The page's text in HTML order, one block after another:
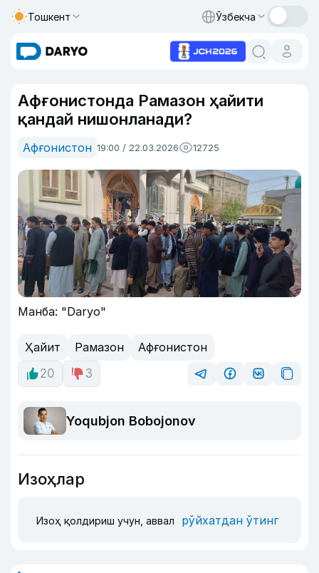
Тошкент Ўзбекча
Афғонистонда Рамазон ҳайити
қандай нишонланади?
Афғонистон 19:00 / 22.03.2026 12725
Манба: "Daryo"
Ҳайит Рамазон
Афғонистон
20
3
Yoqubjon Bobojonov
Изоҳлар
Изоҳ қолдириш учун, аввал рўйхатдан ўтинг